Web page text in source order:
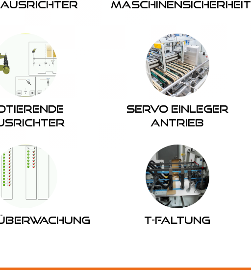
Ausrichter Maschinensicherheit
Servo Einleger
Antrieb
T-Faltung